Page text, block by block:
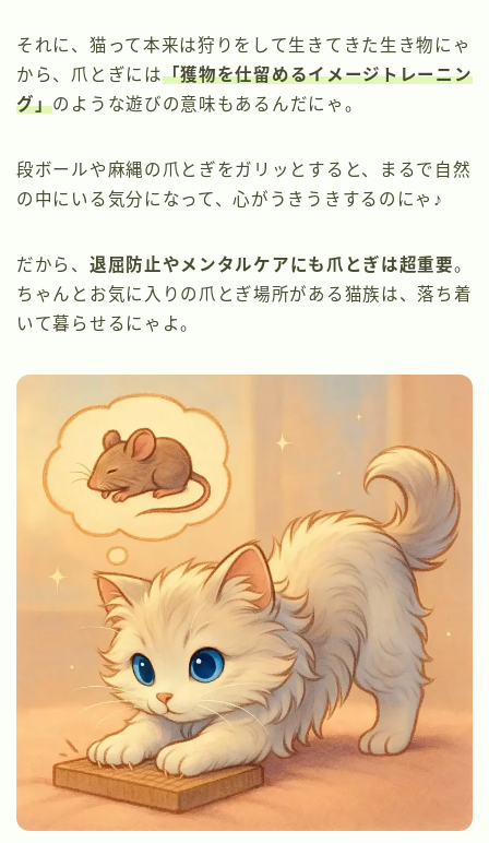
それに、猫って本来は狩りをして生きてきた生き物にゃ
から、爪とぎには「獲物を仕留めるイメージトレーニン
グ」のような遊びの意味もあるんだにゃ。
段ボールや麻縄の爪とぎをガリッとすると、まるで自然
の中にいる気分になって、心がうきうきするのにゃ♪
だから、 退屈防止やメンタルケアにも爪とぎは超重要。
ちゃんとお気に入りの爪とぎ場所がある猫族は、落ち着
いて暮らせるにゃよ。